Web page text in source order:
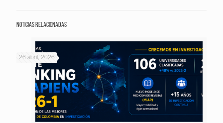
Noticias relacionadas
26 abril, 2026